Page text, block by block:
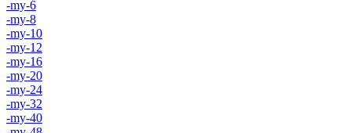
-my-6
-my-8
-my-10
-my-12
-my-16
-my-20
-my-24
-my-32
-my-40